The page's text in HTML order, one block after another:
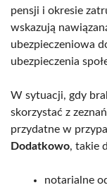
pensji i okresie
wskazują
ubezpieczeniowa
ubezpieczenia
W sytuacji, gdy
skorzystać z
przydatne w
Dodatkowo, takie
notarialne